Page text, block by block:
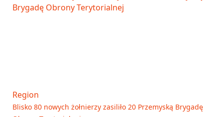
Region
Blisko 80 nowych żołnierzy zasiliło 20 Przemyską Brygadę